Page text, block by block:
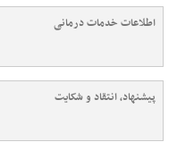
اطلاعات خدمات درمانی
پیشنهاد، انتقاد و شکایت